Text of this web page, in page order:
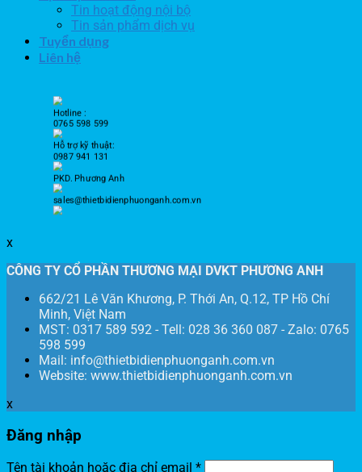
Tin hoạt động nội bộ
Tin sản phẩm dịch vụ
Tuyển dụng
Liên hệ
Hotline :
0765 598 599
Hỗ trợ kỹ thuật:
0987 941 131
PKD. Phương Anh
sales@thietbidienphuonganh.com.vn
x
CÔNG TY CỔ PHẦN THƯƠNG MẠI DVKT PHƯƠNG ANH
662/21 Lê Văn Khương, P. Thới An, Q.12, TP Hồ Chí
Minh, Việt Nam
MST: 0317 589 592 - Tell: 028 36 360 087 - Zalo: 0765
598 599
Mail: info@thietbidienphuonganh.com.vn
Website: www.thietbidienphuonganh.com.vn
x
Đăng nhập
Tên tài khoản hoặc địa chỉ email *